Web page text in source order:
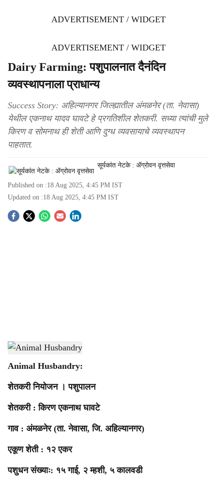
ADVERTISEMENT / WIDGET
ADVERTISEMENT / WIDGET
Dairy Farming: पशुपालनात दैनंदिन
व्यवस्थापनाला प्राधान्य
Success Story: अहिल्यानगर जिल्ह्यातील अंमळनेर (ता. नेवासा)
येथील एकनाथ यादव घावटे हे प्रगतिशील शेतकरी. सध्या त्यांची मुले
किरण व सोमनाथ ही शेती आणि दुग्ध व्यवसायाचे व्यवस्थापन
पाहतात.
सूर्यकांत नेटके : ॲग्रोवन वृत्तसेवा
Published on :18 Aug 2025, 4:45 PM IST
Updated on :18 Aug 2025, 4:45 PM IST
S
r
e
Animal Husbandry-Agrowon
Animal Husbandry:
शेतकरी नियोजन । पशुपालन
शेतकरी : किरण एकनाथ घावटे
गाव : अंमळनेर (ता. नेवासा, जि. अहिल्यानगर)
एकूण शेती : १२ एकर
पशुधन संख्याः: १५ गाई, २ म्हशी, ५ कालवडी